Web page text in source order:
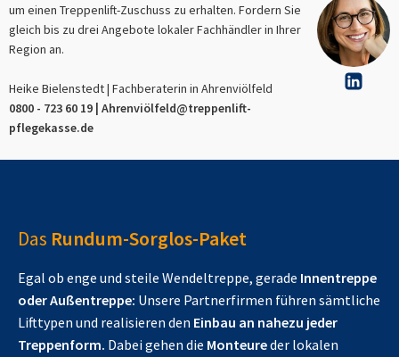
um einen Treppenlift-Zuschuss zu erhalten. Fordern Sie
gleich bis zu drei Angebote lokaler Fachhändler in Ihrer
Region an.
Heike Bielenstedt | Fachberaterin in Ahrenviölfeld
0800 - 723 60 19 | Ahrenviölfeld@treppenlift-
pflegekasse.de
Das Rundum-Sorglos-Paket
Egal ob enge und steile Wendeltreppe, gerade Innentreppe
oder Außentreppe: Unsere Partnerfirmen führen sämtliche
Lifttypen und realisieren den Einbau an nahezu jeder
Treppenform. Dabei gehen die Monteureder lokalen